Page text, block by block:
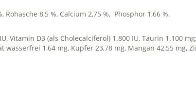
Rohasche 8,5 %, Calcium 2,75 %, Phosphor 1,66 %.
Vitamin D3 (als Cholecalciferol) 1.800 IU, Taurin 1.100 mg;
1,64 mg, Kupfer 23,78 mg, Mangan 42,55 mg,